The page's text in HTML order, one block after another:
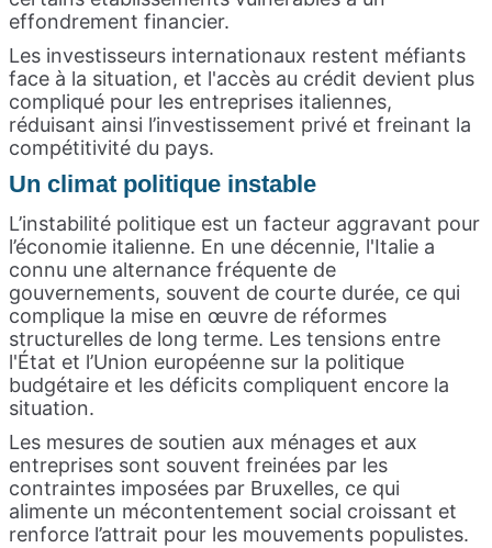
effondrement financier.
Les investisseurs internationaux restent méfiants
face à la situation, et l'accès au crédit devient plus
compliqué pour les entreprises italiennes,
réduisant ainsi l’investissement privé et freinant la
compétitivité du pays.
Un climat politique instable
L’instabilité politique est un facteur aggravant pour
l’économie italienne. En une décennie, l'Italie a
connu une alternance fréquente de
gouvernements, souvent de courte durée, ce qui
complique la mise en œuvre de réformes
structurelles de long terme. Les tensions entre
l'État et l’Union européenne sur la politique
budgétaire et les déficits compliquent encore la
situation.
Les mesures de soutien aux ménages et aux
entreprises sont souvent freinées par les
contraintes imposées par Bruxelles, ce qui
alimente un mécontentement social croissant et
renforce l’attrait pour les mouvements populistes.